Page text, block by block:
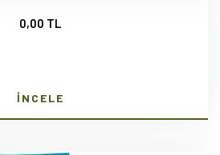
0,00 TL
İNCELE